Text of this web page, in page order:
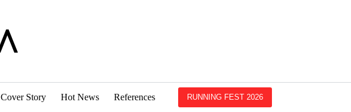
Cover Story Hot News References RUNNING FEST 2026